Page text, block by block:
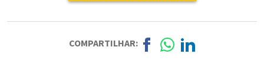
COMPARTILHAR: